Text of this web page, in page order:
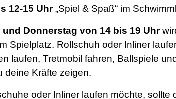
12-15 Uhr„Spiel & Spaß“ im
und Donnerstag von 14 bis 19 Uhr
Spielplatz. Rollschuh oder Inliner
laufen, Tretmobil fahren, Ballspiele
deine Kräfte zeigen.
oder Inliner laufen möchte, sollte